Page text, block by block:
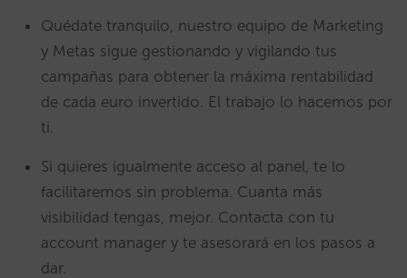
Quédate tranquilo, nuestro equipo de Marketing
y Metas sigue gestionando y vigilando tus
campañas para obtener la máxima rentabilidad
de cada euro invertido. El trabajo lo hacemos por
ti.
Si quieres igualmente acceso al panel, te lo
facilitaremos sin problema. Cuanta más
visibilidad tengas, mejor. Contacta con tu
account manager y te asesorará en los pasos a
dar.